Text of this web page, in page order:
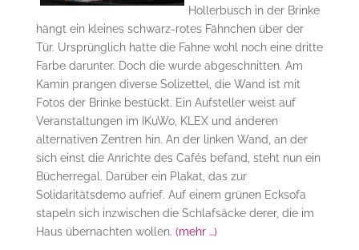
Hollerbusch in der Brinke
hängt ein kleines schwarz-rotes Fähnchen über der
Tür. Ursprünglich hatte die Fahne wohl noch eine dritte
Farbe darunter. Doch die wurde abgeschnitten. Am
Kamin prangen diverse Solizettel, die Wand ist mit
Fotos der Brinke bestückt. Ein Aufsteller weist auf
Veranstaltungen im IKuWo, KLEX und anderen
alternativen Zentren hin. An der linken Wand, an der
sich einst die Anrichte des Cafés befand, steht nun ein
Bücherregal. Darüber ein Plakat, das zur
Solidaritätsdemo aufrief. Auf einem grünen Ecksofa
stapeln sich inzwischen die Schlafsäcke derer, die im
Haus übernachten wollen. (mehr …)